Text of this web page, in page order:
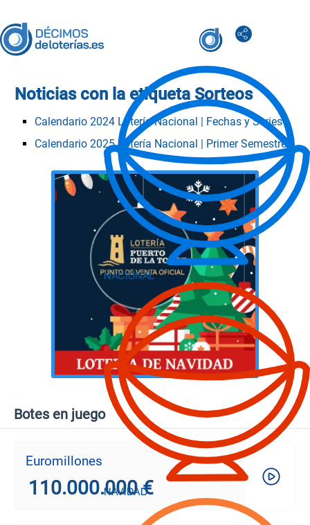
Noticias con la etiqueta Sorteos
Calendario 2024 Lotería Nacional | Fechas y Series
Calendario 2025 Lotería Nacional | Primer Semestre
Botes en juego
Euromillones
110.000.000 €